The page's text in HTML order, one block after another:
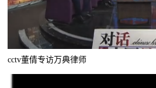
cctv董倩专访万典律师